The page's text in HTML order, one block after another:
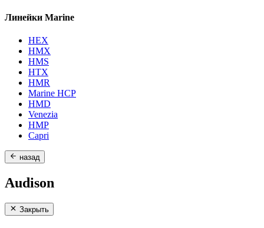
Линейки Marine
HEX
HMX
HMS
HTX
HMR
Marine HCP
HMD
Venezia
HMP
Capri
назад
Audison
Закрыть